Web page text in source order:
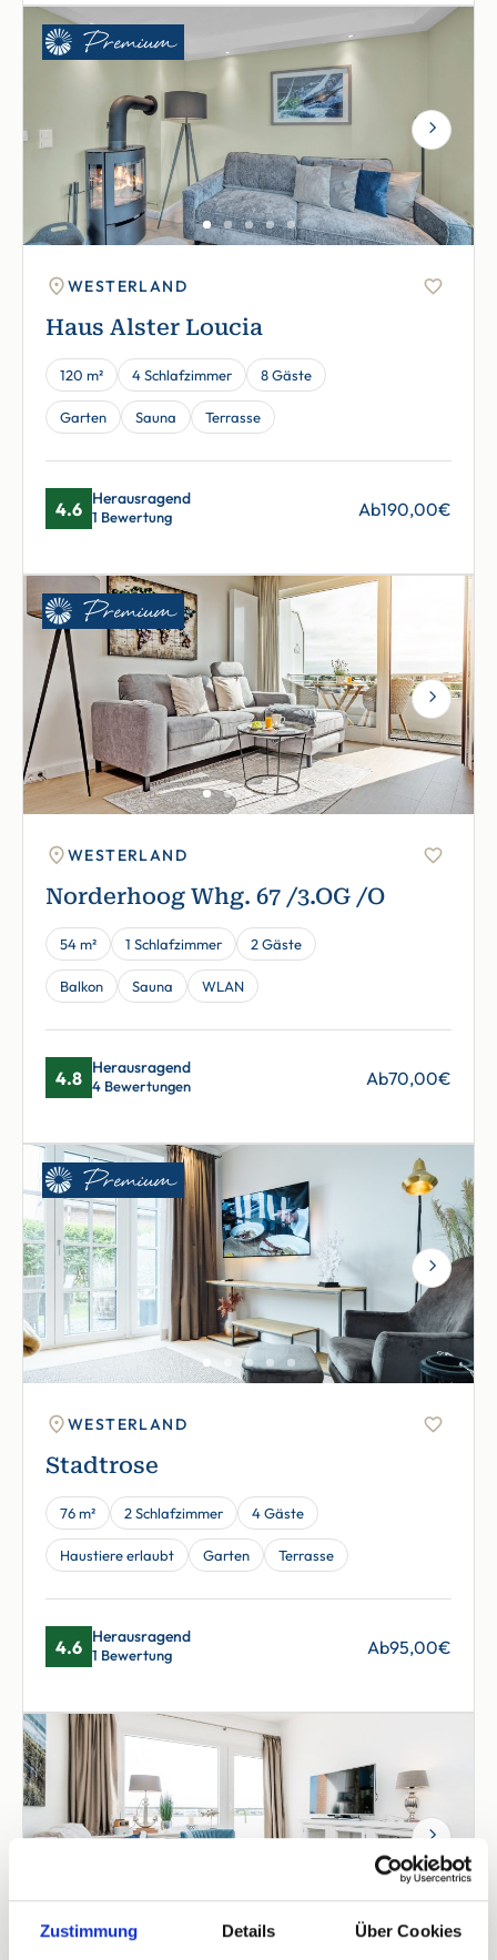
Zustimmung Details Über Cookies
Next
WESTERLAND
Haus Alster Loucia
120 m² 4 Schlafzimmer 8 Gäste
Garten Sauna Terrasse
4.6 Herausragend
1 Bewertung Ab190,00€
Next
WESTERLAND
Norderhoog Whg. 67 /3.OG /O
54 m² 1 Schlafzimmer 2 Gäste
Balkon Sauna WLAN
4.8 Herausragend
4 Bewertungen Ab70,00€
Next
WESTERLAND
Stadtrose
76 m² 2 Schlafzimmer 4 Gäste
Haustiere erlaubt Garten Terrasse
4.6 Herausragend
1 Bewertung Ab95,00€
Next